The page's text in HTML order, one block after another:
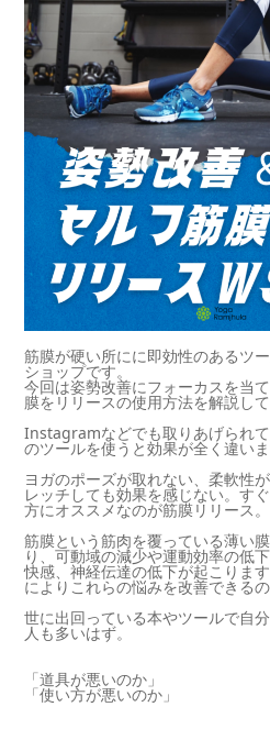
筋膜が硬い所にに即効性のあるツ
ショップです。
今回は姿勢改善にフォーカスを当
膜をリリースの使用方法を解説し
Instagramなどでも取りあげられ
のツールを使うと効果が全く違い
ヨガのポーズが取れない、柔軟性
レッチしても効果を感じない。す
方にオススメなのが筋膜リリース。
筋膜という筋肉を覆っている薄い
り、可動域の減少や運動効率の低
快感、神経伝達の低下が起こりま
によりこれらの悩みを改善できるの
世に出回っている本やツールで自
人も多いはず。
「道具が悪いのか」
「使い方が悪いのか」